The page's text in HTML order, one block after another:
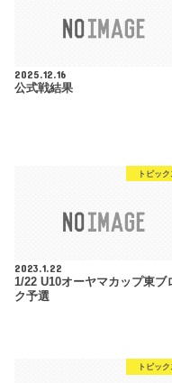
2025.12.16
公式戦結果
トピック
2023.1.22
1/22 U10オーヤマカップ東ブ
ク予選
トピック